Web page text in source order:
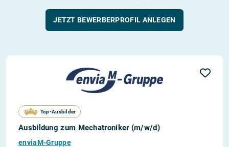
JETZT BEWERBERPROFIL ANLEGEN
Top-Ausbilder
Ausbildung zum Mechatroniker (m/w/d)
enviaM-Gruppe